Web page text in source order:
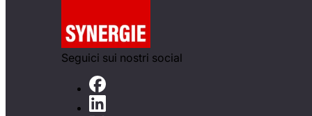
Seguici sui nostri social